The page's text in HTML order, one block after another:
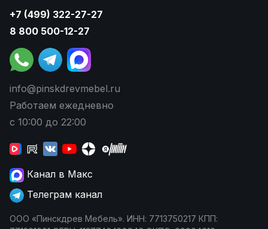
+7 (499) 322-27-27
8 800 500-12-27
info@pinskdrevmebel.ru
Работаем ежедневно
с 10:00 до 22:00
Канал в Макс
Телеграм канал
ООО «Пинскдрев Мебель». ИНН: 7713750217 КПП: